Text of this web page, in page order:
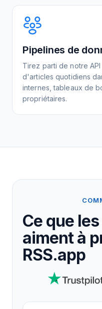
Pipelines de
Tirez parti de notre
d'articles quotidiens
internes, tableaux de
propriétaires.
Ce que
aiment à
RSS.app